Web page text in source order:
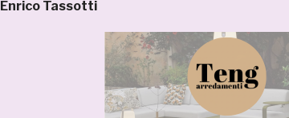
Enrico Tassotti